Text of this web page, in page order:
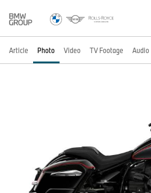
Article Photo Video TV Footage Audio